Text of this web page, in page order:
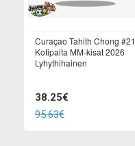
Curaçao Tahith Chong #21
Kotipaita MM-kisat 2026
Lyhythihainen
38.25€
95.63€